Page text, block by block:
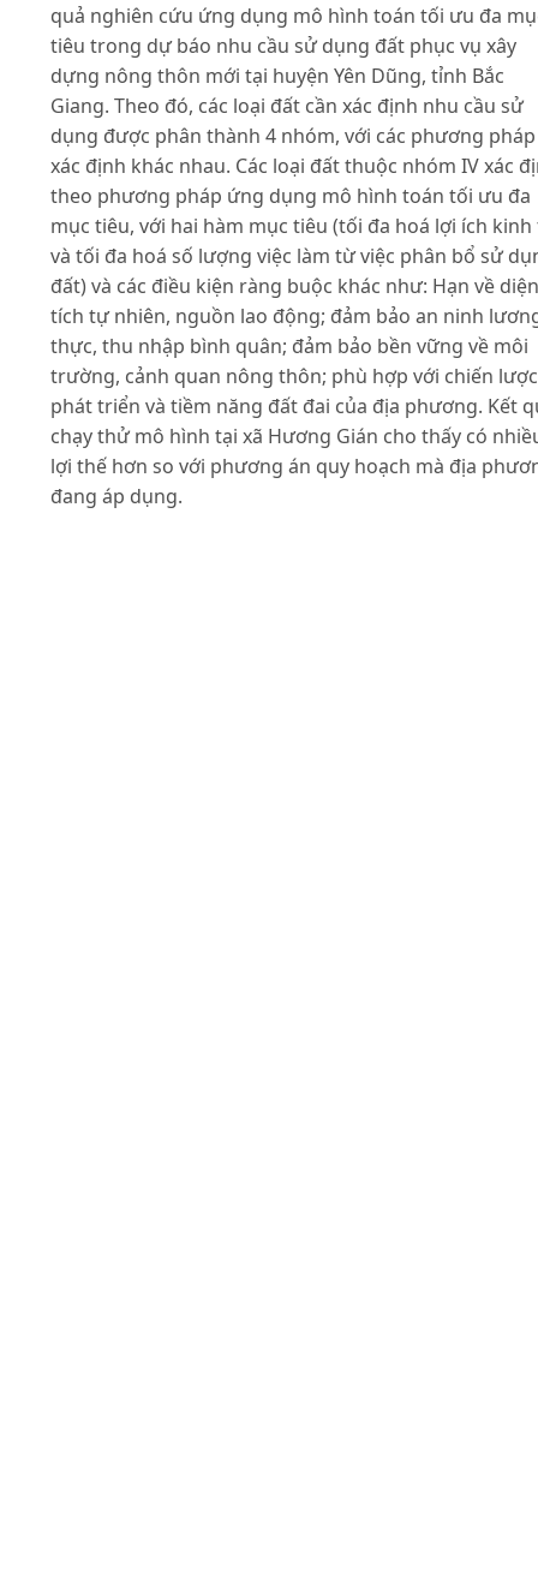
quả nghiên cứu ứng dụng mô hình toán tối ưu đa
tiêu trong dự báo nhu cầu sử dụng đất phục vụ xây
dựng nông thôn mới tại huyện Yên Dũng, tỉnh Bắc
Giang. Theo đó, các loại đất cần xác định nhu cầu sử
dụng được phân thành 4 nhóm, với các phương pháp
xác định khác nhau. Các loại đất thuộc nhóm IV xác
theo phương pháp ứng dụng mô hình toán tối ưu đa
mục tiêu, với hai hàm mục tiêu (tối đa hoá lợi ích kinh
và tối đa hoá số lượng việc làm từ việc phân bổ sử
đất) và các điều kiện ràng buộc khác như: Hạn về diện
tích tự nhiên, nguồn lao động; đảm bảo an ninh
thực, thu nhập bình quân; đảm bảo bền vững về môi
trường, cảnh quan nông thôn; phù hợp với chiến lược
phát triển và tiềm năng đất đai của địa phương. Kết
chạy thử mô hình tại xã Hương Gián cho thấy có
lợi thế hơn so với phương án quy hoạch mà địa
đang áp dụng.